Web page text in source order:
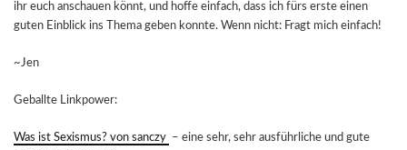
ihr euch anschauen könnt, und hoffe einfach, dass ich fürs erste einen
guten Einblick ins Thema geben konnte. Wenn nicht: Fragt mich einfach!
~Jen
Geballte Linkpower:
Was ist Sexismus? von sanczy – eine sehr, sehr ausführliche und gute